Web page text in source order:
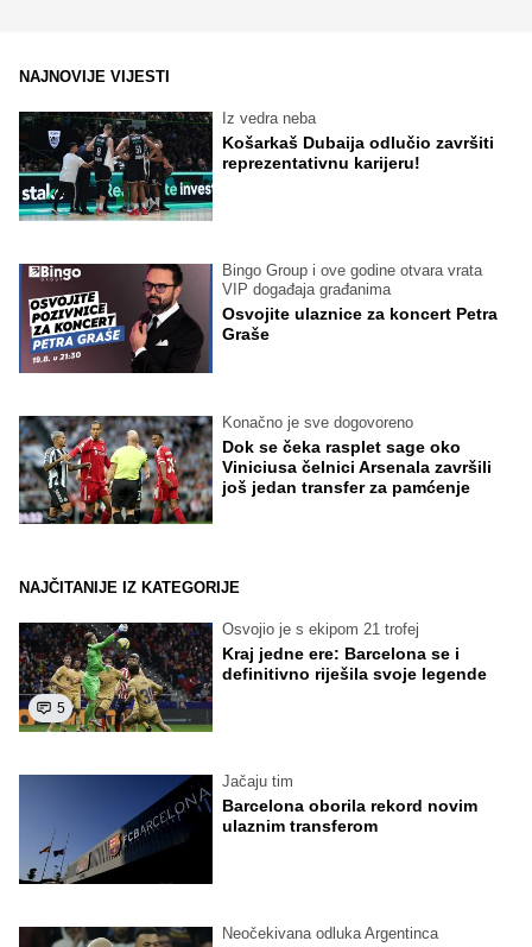
NAJNOVIJE VIJESTI
Iz vedra neba
Košarkaš Dubaija odlučio završiti
reprezentativnu karijeru!
Bingo Group i ove godine otvara vrata
VIP događaja građanima
Osvojite ulaznice za koncert Petra
Graše
Konačno je sve dogovoreno
Dok se čeka rasplet sage oko
Viniciusa čelnici Arsenala završili
još jedan transfer za pamćenje
NAJČITANIJE IZ KATEGORIJE
5
Osvojio je s ekipom 21 trofej
Kraj jedne ere: Barcelona se i
definitivno riješila svoje legende
Jačaju tim
Barcelona oborila rekord novim
ulaznim transferom
Neočekivana odluka Argentinca